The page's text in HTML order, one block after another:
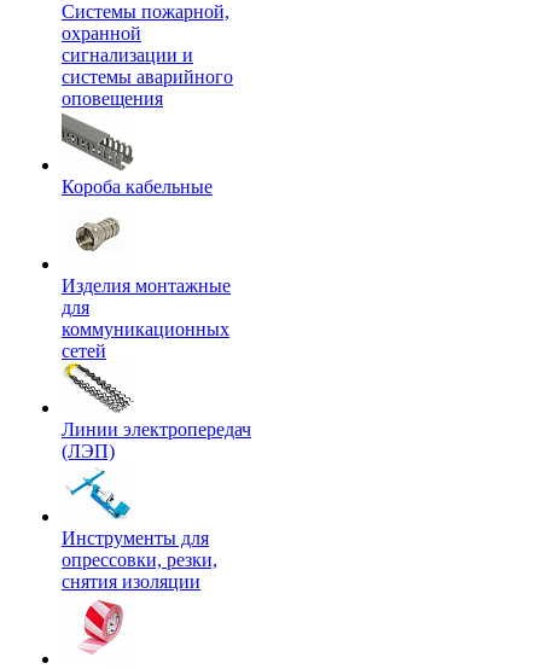
Системы пожарной,
охранной
сигнализации и
системы аварийного
оповещения
Короба кабельные
Изделия монтажные
для
коммуникационных
сетей
Линии электропередач
(ЛЭП)
Инструменты для
опрессовки, резки,
снятия изоляции